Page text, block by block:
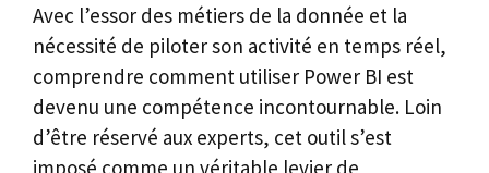
Avec l’essor des métiers de la donnée et la
nécessité de piloter son activité en temps réel,
comprendre comment utiliser Power BI est
devenu une compétence incontournable. Loin
d’être réservé aux experts, cet outil s’est
imposé comme un véritable levier de